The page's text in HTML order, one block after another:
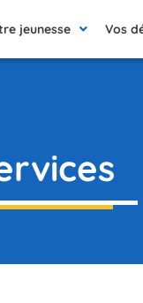
jeunesse Vos